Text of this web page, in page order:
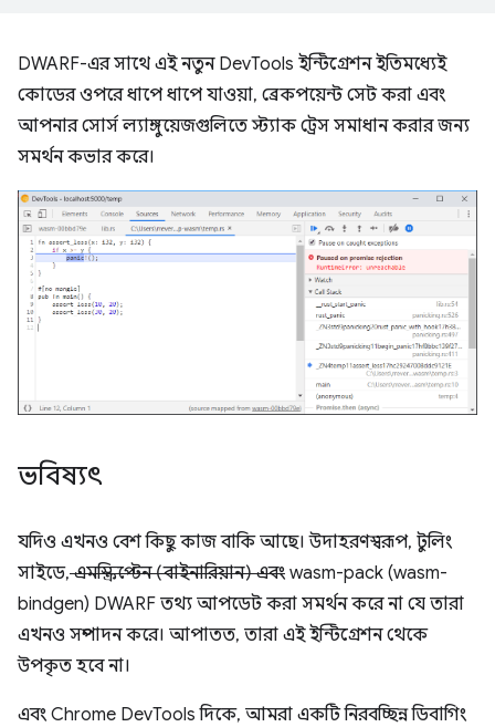
DWARF-এর সাথে এই নতুন DevTools ইন্টিগ্রেশন ইতিমধ্যেই
কোডের ওপরে ধাপে ধাপে যাওয়া, ব্রেকপয়েন্ট সেট করা এবং
আপনার সোর্স ল্যাঙ্গুয়েজগুলিতে স্ট্যাক ট্রেস সমাধান করার জন্য
সমর্থন কভার করে।
ভবিষ্যৎ
যদিও এখনও বেশ কিছু কাজ বাকি আছে। উদাহরণস্বরূপ, টুলিং
সাইডে,এমস্ক্রিপ্টেন (বাইনারিয়ান) এবং wasm-pack (wasm-
bindgen) DWARF তথ্য আপডেট করা সমর্থন করে না যে তারা
এখনও সম্পাদন করে। আপাতত, তারা এই ইন্টিগ্রেশন থেকে
উপকৃত হবে না।
এবং Chrome DevTools দিকে, আমরা একটি নিরবচ্ছিন্ন ডিবাগিং